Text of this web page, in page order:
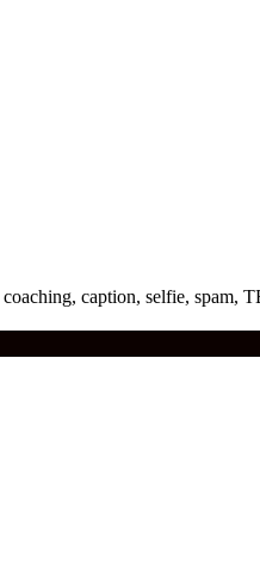
caption, selfie, spam,